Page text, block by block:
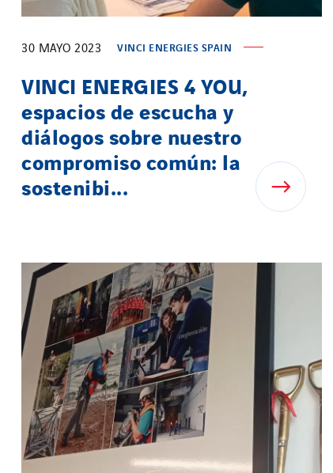
30 MAYO 2023 VINCI ENERGIES SPAIN
VINCI ENERGIES 4 YOU,
espacios de escucha y
diálogos sobre nuestro
compromiso común: la
sostenibi...